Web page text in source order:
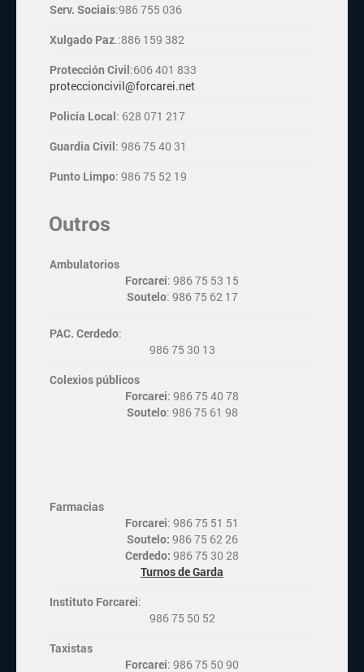
Serv. Sociais:986 755 036
Xulgado Paz.:886 159 382
Protección Civil:606 401 833
proteccioncivil@forcarei.net
Policía Local: 628 071 217
Guardia Civil: 986 75 40 31
Punto Limpo: 986 75 52 19
Outros
Ambulatorios
Forcarei: 986 75 53 15
Soutelo: 986 75 62 17
PAC. Cerdedo:
986 75 30 13
Colexios públicos
Forcarei: 986 75 40 78
Soutelo: 986 75 61 98
Farmacias
Forcarei: 986 75 51 51
Soutelo: 986 75 62 26
Cerdedo: 986 75 30 28
Turnos de Garda
Instituto Forcarei:
986 75 50 52
Taxistas
Forcarei: 986 75 50 90